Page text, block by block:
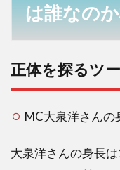
は誰なの
正体を探るツ
MC大泉洋さんの
大泉洋さんの身長